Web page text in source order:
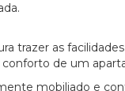
trazer as
de um
mobiliado e